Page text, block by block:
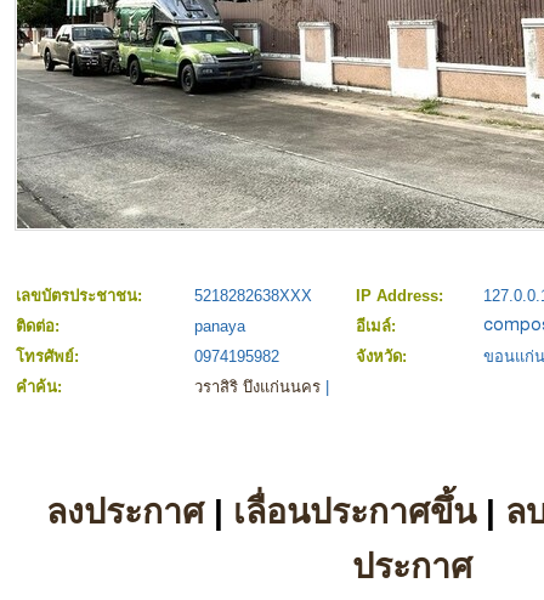
เลขบัตรประชาชน: 5218282638XXX IP Address:
ติดต่อ:
panaya
อีเมล์:
โทรศัพย์:
0974195982 จังหวัด:
ขอนแก่น
คำค้น:
วราสิริ บึงแก่นนคร
ลงประกาศ| เลื่อนประกาศขึ้น| ล
ประกาศ